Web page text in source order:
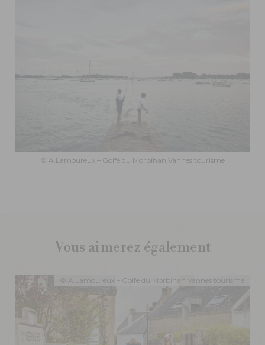
© A.Lamoureux – Golfe du Morbihan Vannes tourisme
Vous aimerez également
© A.Lamoureux – Golfe du Morbihan Vannes tourisme